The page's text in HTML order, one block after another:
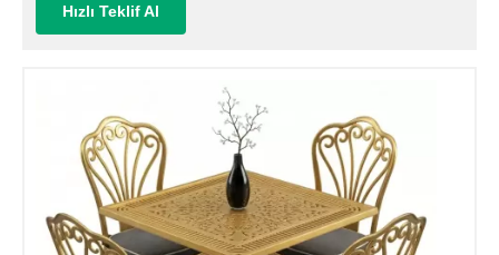
Hızlı Teklif Al